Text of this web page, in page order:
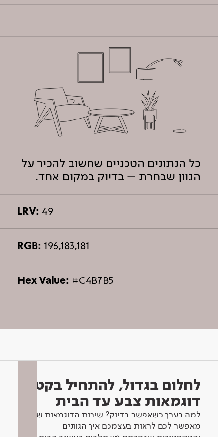
כל הנתונים הטכניים שחשוב להכיר על
הגוון שבחרת – בדיוק במקום אחד.
LRV: 49
RGB: 196,183,181
Hex Value: #C4B7B5
לחלום בגדול, להתחיל בקטן -
דוגמאות צבע עד הבית
למה בערך כשאפשר בדיוק? שירות הדוגמאות שלנו
מאפשר לכם לראות בעצמכם איך הגוונים